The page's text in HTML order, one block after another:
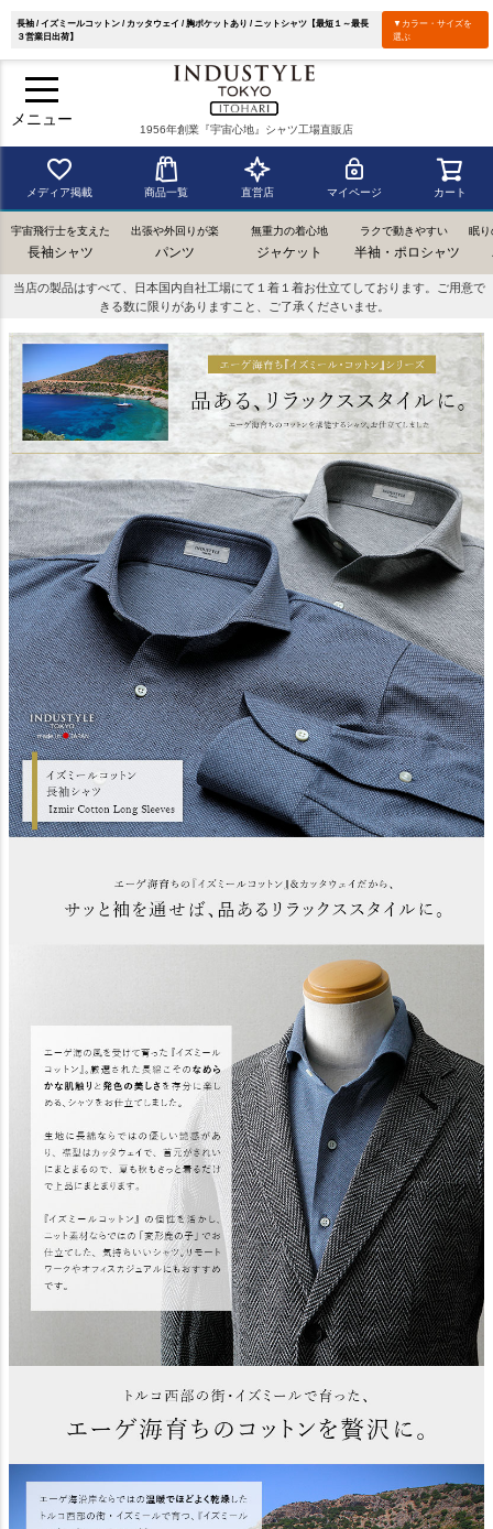
メニュー
1956年創業『宇宙心地』シャツ工場直販店
メディア掲載 商品一覧 直営店 マイページ カート
宇宙飛行士を支えた
長袖シャツ
出張や外回りが楽
パンツ
無重力の着心地
ジャケット
ラクで動きやすい
半袖・ポロシャツ
眠り
当店の製品はすべて、日本国内自社工場にて１着１着お仕立てしております。ご用意で
きる数に限りがありますこと、ご了承くださいませ。
長袖 / イズミールコットン / カッタウェイ / 胸ポケットあり / ニットシャツ【最短１～最長
３営業日出荷】
▼カラー・サイズを
選ぶ